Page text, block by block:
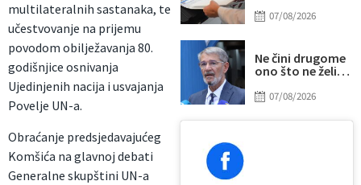
multilateralnih sastanaka, te
učestvovanje na prijemu
povodom obilježavanja 80.
godišnjice osnivanja
Ujedinjenih nacija i usvajanja
Povelje UN-a.
Obraćanje predsjedavajućeg
Komšića na glavnoj debati
Generalne skupštini UN-a
šifra pod
07/08/2026
Ne čini drugome
ono što ne želiš
tebi07/08/2026